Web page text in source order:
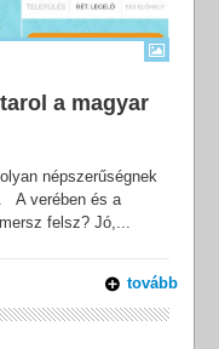
a magyar
népszerűségnek
A verében és a
felsz? Jó,...
tovább